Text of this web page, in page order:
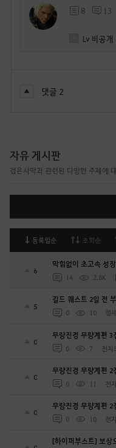
8 13
Lv 비공개
댓글 2
자유 게시판
검은사막과 관련된 다양한 주제에
등록일순 조회순
6
막힘없이 초고속 성
14 2.8K
5
길드 퀘스트 2일 전
0 10 절
0
무량진경 무량계편 3
0 7 천지
0
무량진경 무량계편 2
0 11 천
0
무량진경 무량계편 2
0 10 천
[하이퍼부스트] 보상